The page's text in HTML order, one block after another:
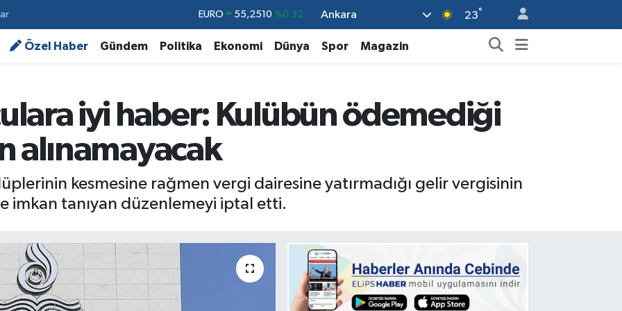
STERLİN 64,4811 %0.38
GRAM ALTIN 6660.55 %0.03
DOLAR %0.18
EURO
Ankara 23°
Özel Haber Gündem Politika Ekonomi Dünya Spor Magazin
iyi haber: Kulübün ödemediği
alınamayacak
kesmesine rağmen vergi dairesine yatırmadığı gelir vergisinin
imkan tanıyan düzenlemeyi iptal etti.